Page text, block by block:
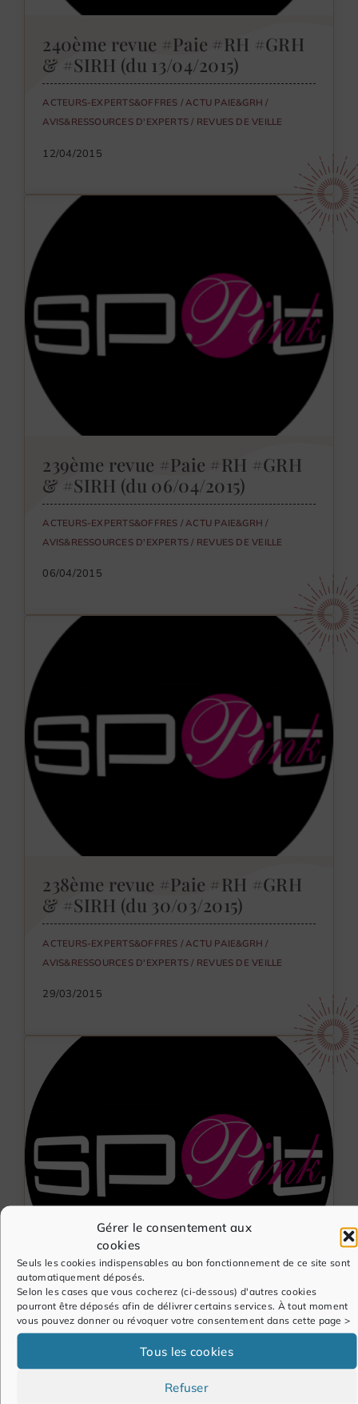
Gérer le consentement aux
cookies
Seuls les cookies indispensables au bon fonctionnement de ce site sont
automatiquement déposés.
Selon les cases que vous cocherez (ci-dessous) d'autres cookies
pourront être déposés afin de délivrer certains services. À tout moment
vous pouvez donner ou révoquer votre consentement dans cette page >
Tous les cookies
Refuser
240ème revue #Paie #RH #GRH
& #SIRH (du 13/04/2015)
ACTEURS-EXPERTS&OFFRES /ACTU PAIE&GRH /
AVIS&RESSOURCES D'EXPERTS / REVUES DE VEILLE
12/04/2015
239ème revue #Paie #RH #GRH
& #SIRH (du 06/04/2015)
ACTEURS-EXPERTS&OFFRES /ACTU PAIE&GRH /
AVIS&RESSOURCES D'EXPERTS / REVUES DE VEILLE
06/04/2015
238ème revue #Paie #RH #GRH
& #SIRH (du 30/03/2015)
ACTEURS-EXPERTS&OFFRES / ACTU PAIE&GRH /
AVIS&RESSOURCES D'EXPERTS / REVUES DE VEILLE
29/03/2015
237ème revue #Paie #RH #GRH
& #SIRH (du 23/03/2015)
AVIS&RESSOURCES D'EXPERTS